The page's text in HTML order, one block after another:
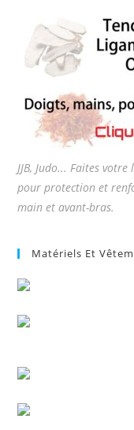
JJB, Judo... Faites
pour protection et
main et avant-bras.
Matériels Et